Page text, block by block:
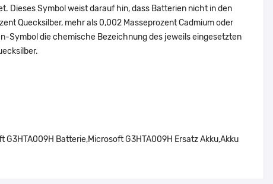
Dieses Symbol weist darauf hin, dass Batterien nicht in den
Quecksilber, mehr als 0,002 Masseprozent Cadmium oder
Symbol die chemische Bezeichnung des jeweils eingesetzten
Batterie,Microsoft G3HTA009H Ersatz Akku,Akku